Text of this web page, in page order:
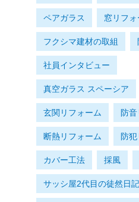
ペアガラス 窓リフォ
フクシマ建材の取組
社員インタビュー
真空ガラス スペーシア
玄関リフォーム 防
断熱リフォーム 防
カバー工法 採風
サッシ屋2代目の徒然日記